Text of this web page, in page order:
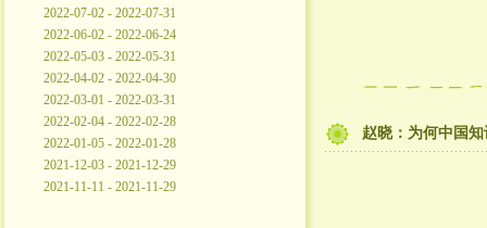
2022-07-02 - 2022-07-31
2022-06-02 - 2022-06-24
2022-05-03 - 2022-05-31
2022-04-02 - 2022-04-30
2022-03-01 - 2022-03-31
2022-02-04 - 2022-02-28
2022-01-05 - 2022-01-28
2021-12-03 - 2021-12-29
2021-11-11 - 2021-11-29
赵晓：为何中国